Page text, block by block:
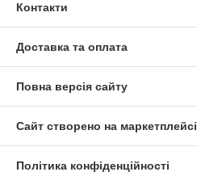
Контакти
Доставка та оплата
Повна версія сайту
Сайт створено на маркетплейсі
Політика конфіденційності